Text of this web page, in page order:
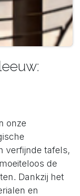
onze
verfijnde tafels,
de
Dankzij het
en